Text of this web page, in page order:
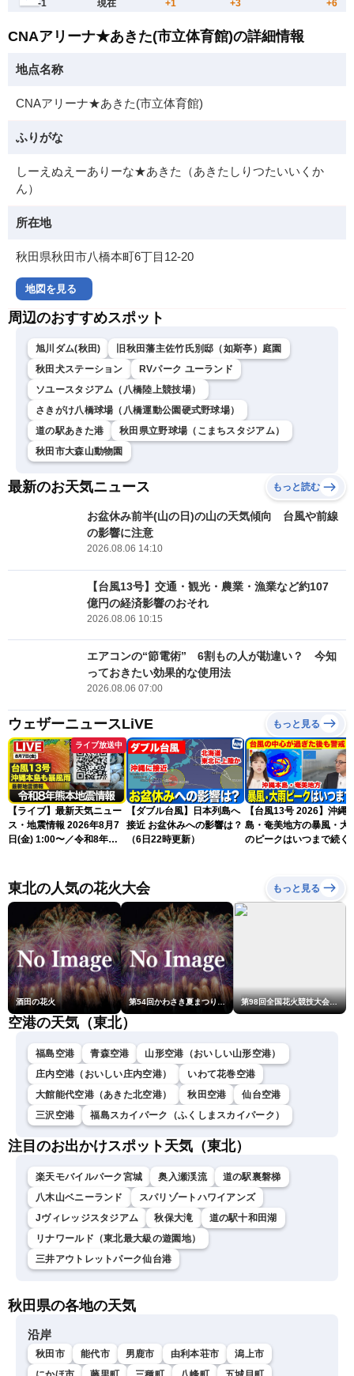
CNAアリーナ★あきた(市立体育館)の詳細情報
地点名称
CNAアリーナ★あきた(市立体育館)
ふりがな
しーえぬえーありーな★あきた（あきたしりつたいいくか
ん）
所在地
秋田県秋田市八橋本町6丁目12-20
地図を見る
周辺のおすすめスポット
旭川ダム(秋田)
旧秋田藩主佐竹氏別邸（如斯亭）庭園
秋田犬ステーション
RVパーク ユーランド
ソユースタジアム（八橋陸上競技場）
さきがけ八橋球場（八橋運動公園硬式野球場）
道の駅あきた港
秋田県立野球場（こまちスタジアム）
秋田市大森山動物園
最新のお天気ニュース もっと読む
お盆休み前半(山の日)の山の天気傾向 台風や前線
の影響に注意
2026.08.06 14:10
【台風13号】交通・観光・農業・漁業など約107
億円の経済影響のおそれ
2026.08.06 10:15
エアコンの“節電術” 6割もの人が勘違い？ 今知
っておきたい効果的な使用法
2026.08.06 07:00
ウェザーニュースLiVE もっと見る
ライブ放送中
【ライブ】最新天気ニュー
ス・地震情報 2026年8月7
日(金) 1:00〜／令和8年熊
スLiVE〉
【ダブル台風】日本列島へ
接近 お盆休みへの影響は？
（6日22時更新）
【台風13号 2026】沖縄
島・奄美地方の暴風・大
のピークはいつまで続く
東北の人気の花火大会 もっと見る
酒田の花火 第54回かわさき夏まつり花火大会「おらが自慢のでっかい花火」 第98回全国花火競技大会「大曲の花火」
空港の天気（東北）
福島空港 青森空港
山形空港（おいしい山形空港）
庄内空港（おいしい庄内空港）
いわて花巻空港
大館能代空港（あきた北空港）
秋田空港
仙台空港
三沢空港
福島スカイパーク（ふくしまスカイパーク）
注目のお出かけスポット天気（東北）
楽天モバイルパーク宮城 奥入瀬渓流
道の駅裏磐梯
八木山ベニーランド
スパリゾートハワイアンズ
Jヴィレッジスタジアム
秋保大滝
道の駅十和田湖
リナワールド（東北最大級の遊園地）
三井アウトレットパーク仙台港
秋田県の各地の天気
沿岸
秋田市 能代市 男鹿市 由利本荘市
潟上市